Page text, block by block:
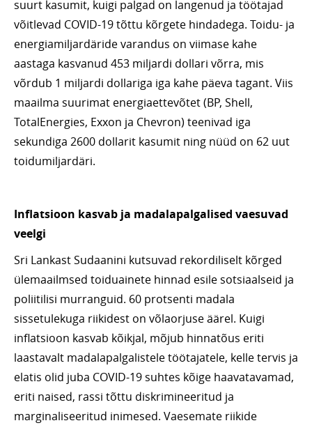
suurt kasumit, kuigi palgad on langenud ja töötajad
võitlevad COVID-19 tõttu kõrgete hindadega. Toidu- ja
energiamiljardäride varandus on viimase kahe
aastaga kasvanud 453 miljardi dollari võrra, mis
võrdub 1 miljardi dollariga iga kahe päeva tagant. Viis
maailma suurimat energiaettevõtet (BP, Shell,
TotalEnergies, Exxon ja Chevron) teenivad iga
sekundiga 2600 dollarit kasumit ning nüüd on 62 uut
toidumiljardäri.
Inflatsioon kasvab ja madalapalgalised vaesuvad
veelgi
Sri Lankast Sudaanini kutsuvad rekordiliselt kõrged
ülemaailmsed toiduainete hinnad esile sotsiaalseid ja
poliitilisi murranguid. 60 protsenti madala
sissetulekuga riikidest on võlaorjuse äärel. Kuigi
inflatsioon kasvab kõikjal, mõjub hinnatõus eriti
laastavalt madalapalgalistele töötajatele, kelle tervis ja
elatis olid juba COVID-19 suhtes kõige haavatavamad,
eriti naised, rassi tõttu diskrimineeritud ja
marginaliseeritud inimesed. Vaesemate riikide